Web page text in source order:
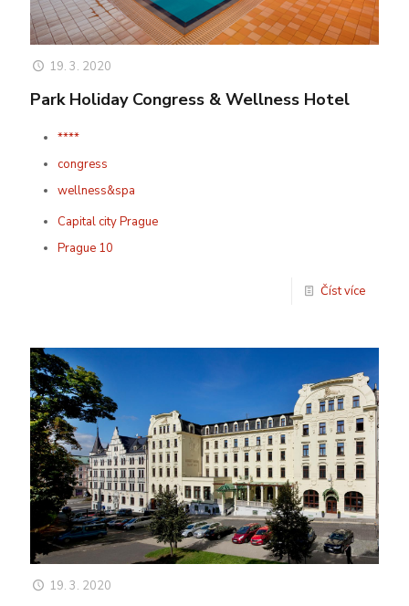
19. 3. 2020
Park Holiday Congress & Wellness Hotel
****
congress
wellness&spa
Capital city Prague
Prague 10
Číst více
19. 3. 2020